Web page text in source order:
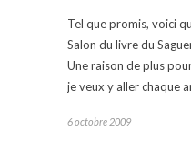
Tel que promis, voici
Salon du livre du
Une raison de plus
je veux y aller chaque
6 octobre 2009